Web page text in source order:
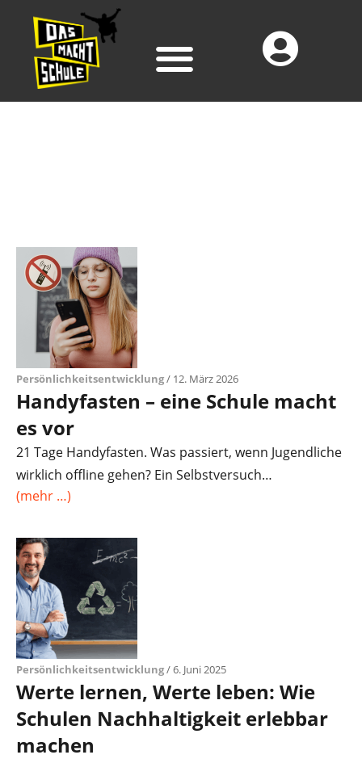
Persönlichkeitsentwicklung/ 12. März 2026
Handyfasten – eine Schule macht
es vor
21 Tage Handyfasten. Was passiert, wenn Jugendliche
wirklich offline gehen? Ein Selbstversuch…
(mehr …)
Persönlichkeitsentwicklung/ 6. Juni 2025
Werte lernen, Werte leben: Wie
Schulen Nachhaltigkeit erlebbar
machen